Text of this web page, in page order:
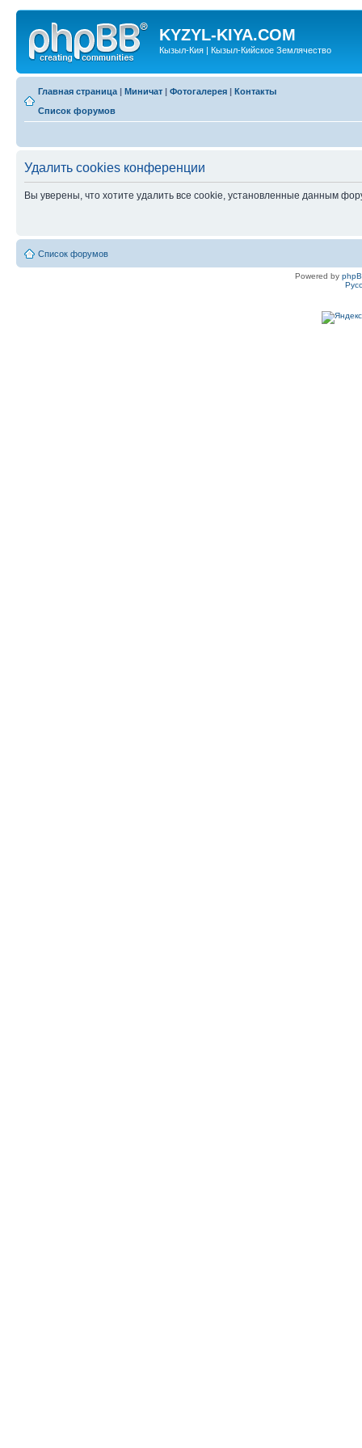
KYZYL-KIYA.COM
Кызыл-Кия | Кызыл-Кийское Землячество
Главная страница | Миничат | Фотогалерея | Контакты
Список форумов
Удалить cookies конференции
Вы уверены, что хотите удалить все cookie, установленные данным
Список форумов
Powered by